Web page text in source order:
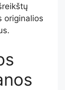
originalios